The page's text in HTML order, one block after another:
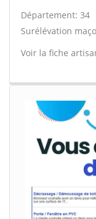
Département: 34
Surélévation
Voir la fiche